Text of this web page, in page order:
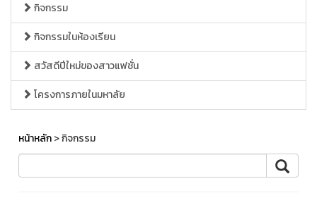
กิจกรรม
กิจกรรมในห้องเรียน
สวัสดีปีใหม่ของสาวแฟชั่น
โครงการภายในมหาลัย
หน้าหลัก> กิจกรรม